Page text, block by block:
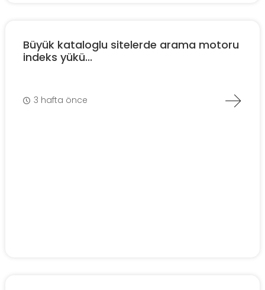
Büyük kataloglu sitelerde arama motoru
indeks yükü...
3 hafta önce